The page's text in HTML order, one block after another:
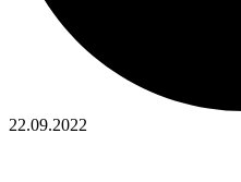
22.09.2022